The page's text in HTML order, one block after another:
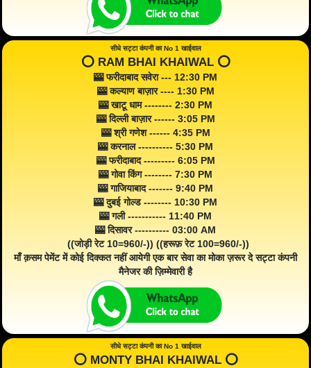
सीधे सट्टा कंपनी का No 1 खाईवाल
⭕️ RAM BHAI KHAIWAL ⭕️
🎰 फरीदाबाद सवेरा --- 12:30 PM
🎰 कल्याण बाज़ार ---- 1:30 PM
🎰 खाटू धाम -------- 2:30 PM
🎰 दिल्ली बाज़ार ------ 3:05 PM
🎰 श्री गणेश ------ 4:35 PM
🎰 करनाल ---------- 5:30 PM
🎰 फरीदाबाद --------- 6:05 PM
🎰 गोवा किंग -------- 7:30 PM
🎰 गाजियाबाद ------- 9:40 PM
🎰 दुबई गोल्ड -------- 10:30 PM
🎰 गली ----------- 11:40 PM
🎰 दिसावर ---------- 03:00 AM
((जोड़ी रेट 10=960/-)) ((हरूफ़ रेट 100=960/-))
माँ क़सम पेमेंट में कोई दिक्कत नहीं आयेगी एक बार सेवा का मोका ज़रूर दे सट्टा कंपनी
मैनेजर की ज़िम्मेवारी है
सीधे सट्टा कंपनी का No 1 खाईवाल
⭕️ MONTY BHAI KHAIWAL ⭕️